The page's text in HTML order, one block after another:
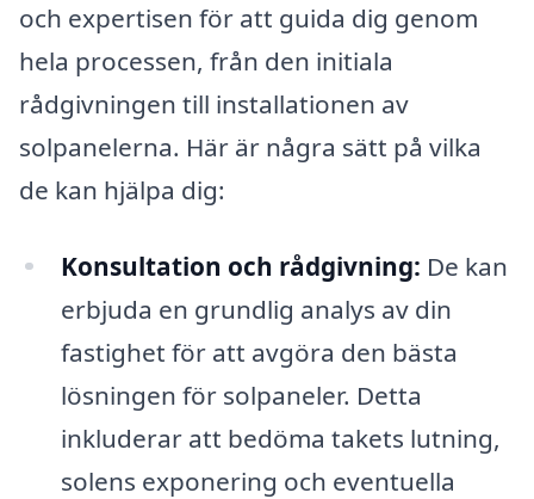
och expertisen för att guida dig genom
hela processen, från den initiala
rådgivningen till installationen av
solpanelerna. Här är några sätt på vilka
de kan hjälpa dig:
Konsultation och rådgivning: De kan
erbjuda en grundlig analys av din
fastighet för att avgöra den bästa
lösningen för solpaneler. Detta
inkluderar att bedöma takets lutning,
solens exponering och eventuella